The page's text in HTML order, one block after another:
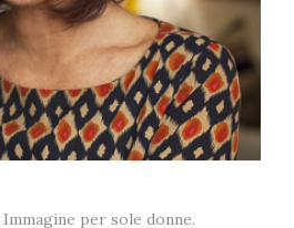
per sole donne.